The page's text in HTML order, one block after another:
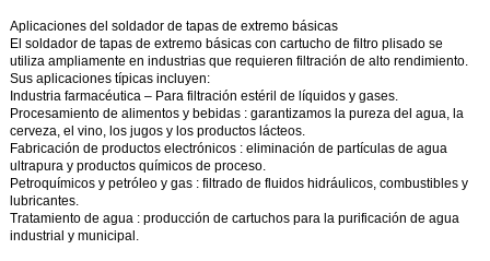
Aplicaciones del soldador de tapas de extremo básicas
El soldador de tapas de extremo básicas con cartucho de filtro plisado se
utiliza ampliamente en industrias que requieren filtración de alto rendimiento.
Sus aplicaciones típicas incluyen:
Industria farmacéutica – Para filtración estéril de líquidos y gases.
Procesamiento de alimentos y bebidas: garantizamos la pureza del agua, la
cerveza, el vino, los jugos y los productos lácteos.
Fabricación de productos electrónicos: eliminación de partículas de agua
ultrapura y productos químicos de proceso.
Petroquímicos y petróleo y gas: filtrado de fluidos hidráulicos, combustibles y
lubricantes.
Tratamiento de agua : producción de cartuchos para la purificación de agua
industrial y municipal.